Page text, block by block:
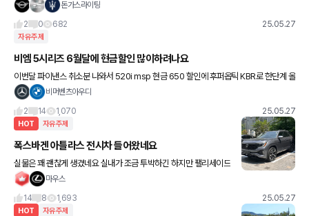
돈가스라이팅
2
0 682 25.05.27
자유주제
비엠 5시리즈 6월달에 현금할인 많이하려나요
이번달 파이낸스 취소분 나와서 520i msp 현금 650 할인에 후퍼옵틱 KBR로 한단계 올
렸어요 (클라식은 비추가많아서)... 700 다음달 나올까 싶기도한데 이러다가 페이스리프
비머벤츠아우디
2
14 1,070 25.05.27
HOT 자유주제
폭스바겐 아틀라스 전시차 들어왔네요
실물은 꽤 괜찮게 생겼네요 실내가 조금 투박하긴 하지만 팰리세이드
보다 넓고 옵션도 좋아서 할인만 적당히 하면 인기 많을 거 같습니다
마우스
14
8 1,693 25.05.27
HOT 자유주제